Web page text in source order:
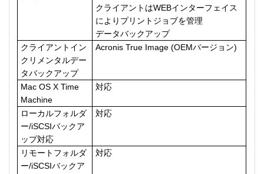
クライアントはWEBインターフェイス
によりプリントジョブを管理
データバックアップ
クライアントイン
クリメンタルデー
タバックアップ
Acronis True Image (OEMバージョン)
Mac OS X Time
Machine
対応
ローカルフォルダ
ー/iSCSIバックア
ップ対応
対応
リモートフォルダ
ー/iSCSIバックア
対応